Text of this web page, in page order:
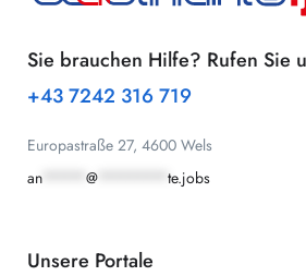
Sie brauchen Hilfe? Rufen Sie
+43 7242 316 719
Europastraße 27, 4600 Wels
an
@ te.jobs
Unsere Portale